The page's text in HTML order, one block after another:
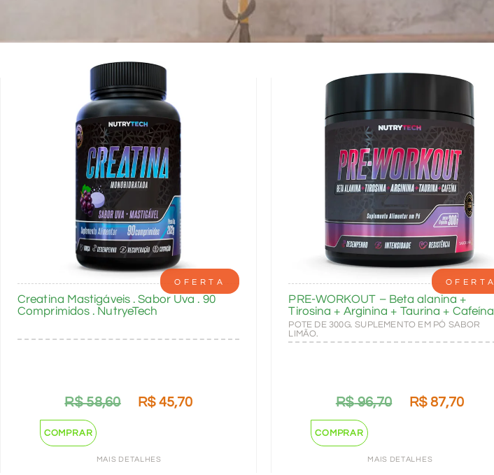
OFERTA
Creatina Mastigáveis . Sabor Uva . 90
Comprimidos . NutryeTech
R$58,60 R$ 45,70
COMPRAR
MAIS DETALHES
OFERTA
PRE-WORKOUT – Beta alanina +
Tirosina + Arginina + Taurina + Cafeína
POTE DE 300G. SUPLEMENTO EM PÓ SABOR
LIMÃO.
R$96,70 R$87,70
COMPRAR
MAIS DETALHES